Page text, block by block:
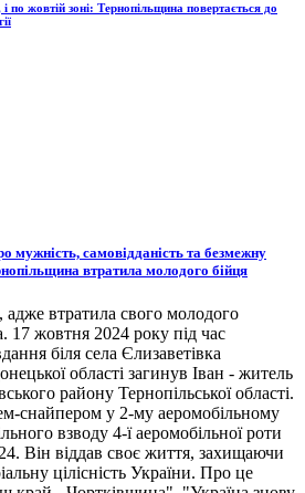
по жовтій зоні: Тернопільщина повертається до
мужність, самовідданість та безмежну
втратила молодого бійця
адже втратила свого молодого
17 жовтня 2024 року під час
біля села Єлизаветівка
області загинув Іван - житель
району Тернопільської області.
снайпером у 2-му аеромобільному
взводу 4-ї аеромобільної роти
Він віддав своє життя, захищаючи
цілісність України. Про це